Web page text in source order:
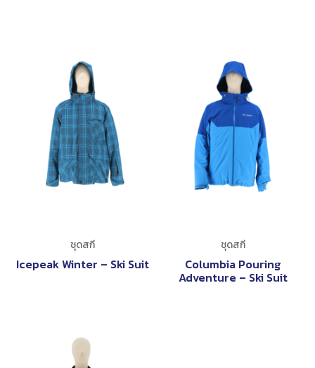
ชุดสกี
Icepeak Winter – Ski Suit
ชุดสกี
Columbia Pouring
Adventure – Ski Suit